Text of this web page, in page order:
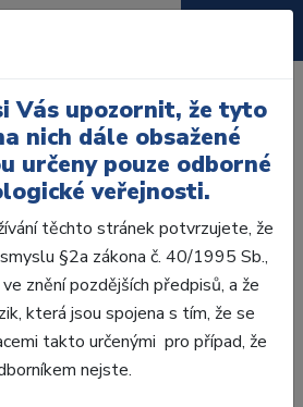
kov a tím je dobře snášen
vlákna jsou translucentní a po
se přizpůsobí jak přesně
Vás upozornit, že tyto
nich dále obsažené
určeny pouze odborné
veřejnosti.
těchto stránek potvrzujete, že
§2a zákona č. 40/1995 Sb.,
znění pozdějších předpisů, a že
která jsou spojena s tím, že se
takto určenými pro případ, že
nejste.